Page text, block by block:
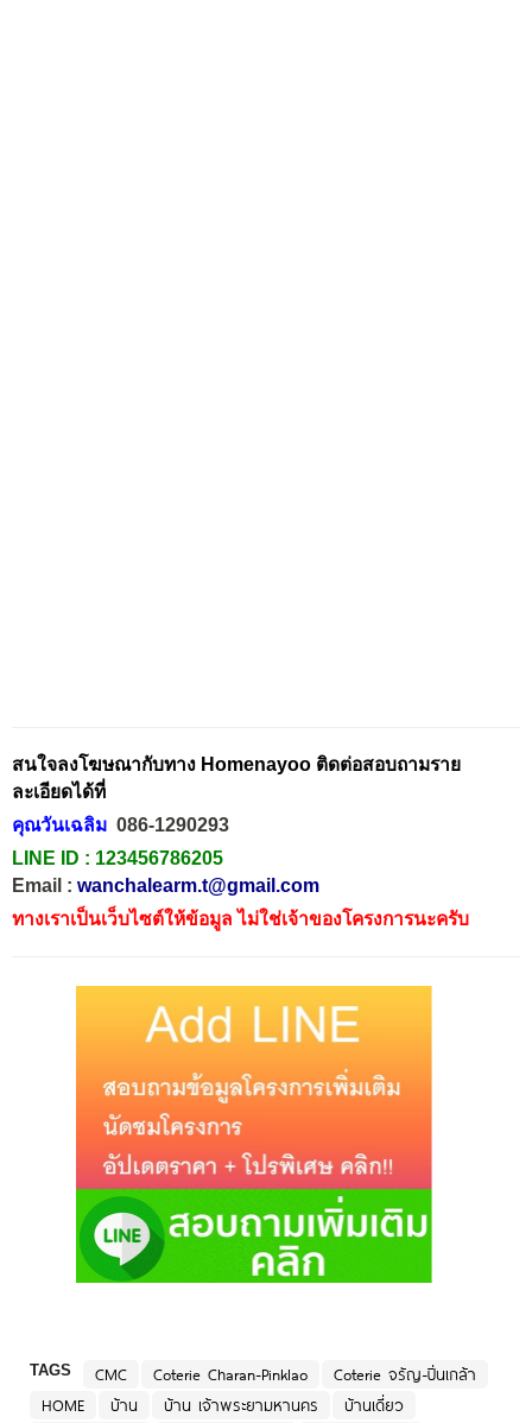
สนใจลงโฆษณากับทาง Homenayoo ติดต่อสอบถามราย
ละเอียดได้ที่
คุณวันเฉลิม 086-1290293
LINE ID : 123456786205
Email : wanchalearm.t@gmail.com
ทางเราเป็นเว็บไซต์ให้ข้อมูล ไม่ใช่เจ้าของโครงการนะครับ
TAGS CMC Coterie Charan-Pinklao
Coterie จรัญ-ปิ่นเกล้า
HOME
บ้าน บ้าน เจ้าพระยามหานคร บ้านเดี่ยว